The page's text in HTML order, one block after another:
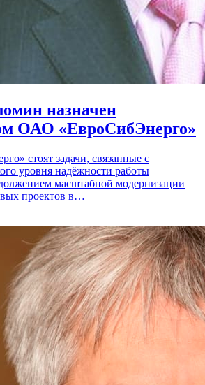
назначен
ОАО «ЕвроСибЭнерго»
стоят задачи, связанные с
уровня надёжности работы
масштабной модернизации
проектов в…